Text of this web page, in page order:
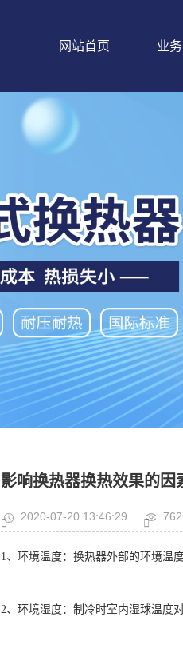
网站首页 业
影响换热器换热效果的因
2020-07-20 13:46:29
1、环境温度：换热器外部的环境温
2、环境湿度：制冷时室内湿球温度